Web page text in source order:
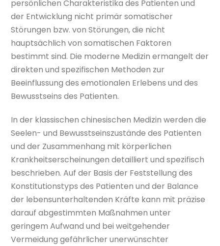
persönlichen Charakteristika des Patienten und
der Entwicklung nicht primär somatischer
Störungen bzw. von Störungen, die nicht
hauptsächlich von somatischen Faktoren
bestimmt sind. Die moderne Medizin ermangelt der
direkten und spezifischen Methoden zur
Beeinflussung des emotionalen Erlebens und des
Bewusstseins des Patienten.
In der klassischen chinesischen Medizin werden die
Seelen- und Bewusstseinszustände des Patienten
und der Zusammenhang mit körperlichen
Krankheitserscheinungen detailliert und spezifisch
beschrieben. Auf der Basis der Feststellung des
Konstitutionstyps des Patienten und der Balance
der lebensunterhaltenden Kräfte kann mit präzise
darauf abgestimmten Maßnahmen unter
geringem Aufwand und bei weitgehender
Vermeidung gefährlicher unerwünschter